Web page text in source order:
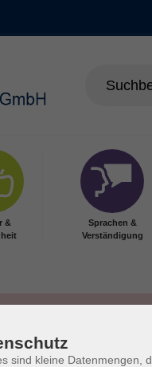
&
Sprachen &
Verständigung
sind kleine Datenmengen,